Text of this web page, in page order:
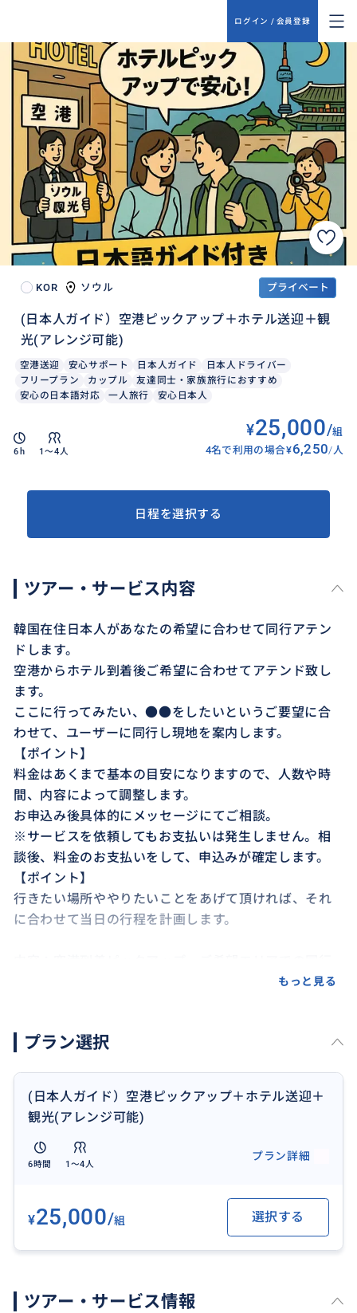
ログイン / 会員登録
KOR ソウル プライベート
(日本人ガイド）空港ピックアップ＋ホテル送迎＋観
光(アレンジ可能)
空港送迎 安心サポート 日本人ガイド
日本人ドライバー
フリープラン
カップル
友達同士・家族旅行におすすめ
安心の日本語対応
一人旅行 安心日本人
6h 1〜4人
¥25,000/組
4名で利用の場合¥6,250/ 人
日程を選択する
ツアー・サービス内容
韓国在住日本人があなたの希望に合わせて同行アテン
ドします。
空港からホテル到着後ご希望に合わせてアテンド致し
ます。
ここに行ってみたい、●●をしたいというご要望に合
わせて、ユーザーに同行し現地を案内します。
【ポイント】
料金はあくまで基本の目安になりますので、人数や時
間、内容によって調整します。
お申込み後具体的にメッセージにてご相談。
※サービスを依頼してもお支払いは発生しません。相
談後、料金のお支払いをして、申込みが確定します。
【ポイント】
行きたい場所ややりたいことをあげて頂ければ、それ
に合わせて当日の行程を計画します。
も基本料金をお支払い頂きます。
もっと見る
プラン選択
(日本人ガイド）空港ピックアップ＋ホテル送迎＋
観光(アレンジ可能)
6時間 1〜4人
プラン詳細
¥25,000/組 選択する
ツアー・サービス情報